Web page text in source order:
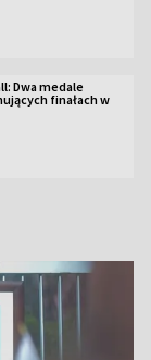
Dwa medale
finałach w